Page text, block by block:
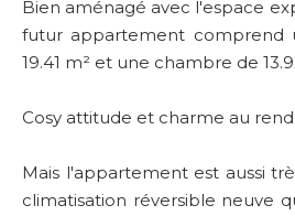
Bien aménagé avec l'espace
futur appartement comprend
19.41 m² et une chambre de
Cosy attitude et charme au
Mais l'appartement est aussi
climatisation réversible neuve